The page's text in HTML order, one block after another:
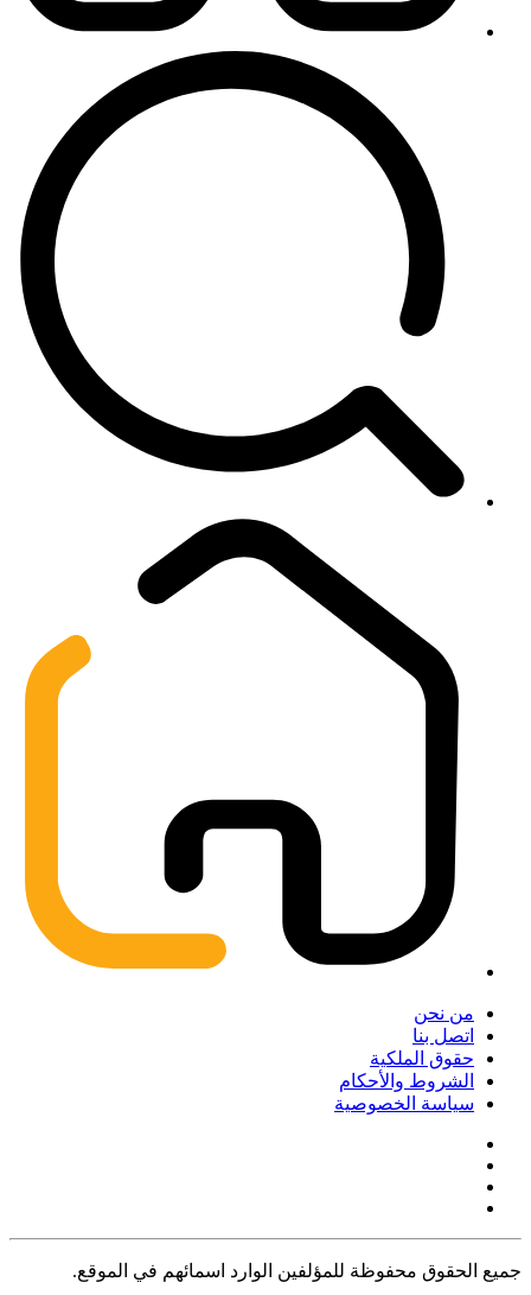
من نحن
اتصل بنا
حقوق الملكية
الشروط والأحكام
سياسة الخصوصية
جميع الحقوق محفوظة للمؤلفين الوارد اسمائهم في الموقع.